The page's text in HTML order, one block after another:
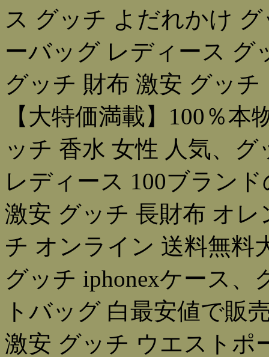
ス グッチ よだれかけ
ーバッグ レディース グ
グッチ 財布 激安 グッ
【大特価満載】100％
ッチ 香水 女性 人気、
レディース 100ブラン
激安 グッチ 長財布 オ
チ オンライン 送料無料
グッチ iphonexケース
トバッグ 白最安値で販
激安 グッチ ウエストポ